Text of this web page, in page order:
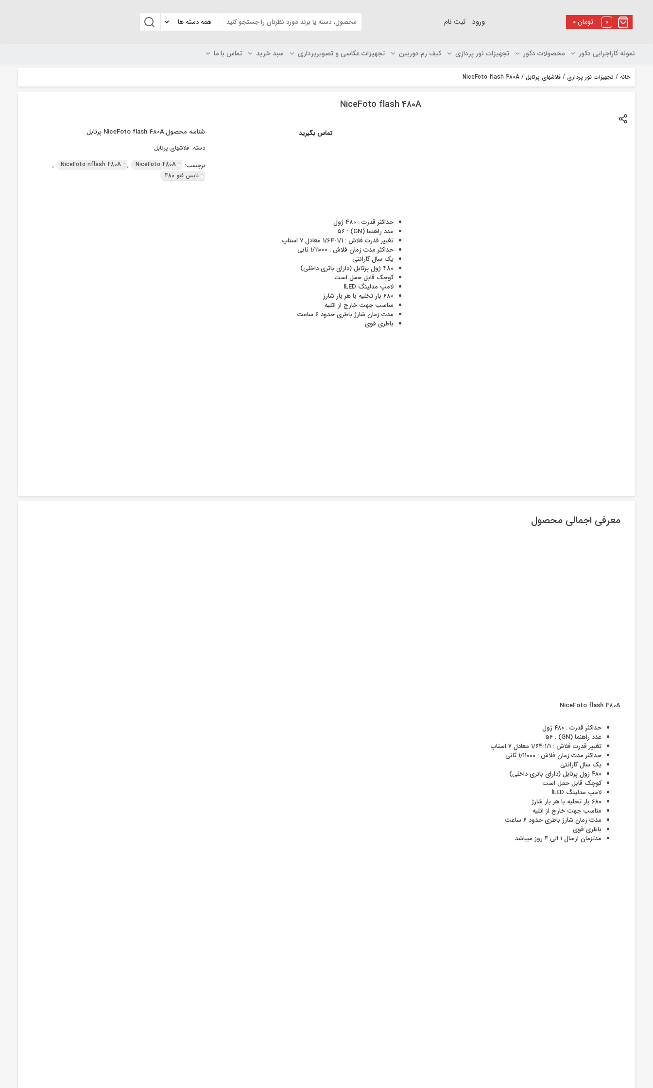
۰تومان 0 ورود ثبت نام
نمونه کاراجرایی دکور محصولات دکور تجهیزات نور پردازی کیف رم دوربین تجهیزات عکاسی و تصویربرداری سبد خرید تماس با ما
خانه / تجهیزات نور پردازی / فلاشهای پرتابل / NiceFoto flash 480A
NiceFoto flash 480A
تماس بگیرید شناسه محصول:NiceFoto flash 480A پرتابل
دسته: فلاشهای پرتابل
برچسب:
NiceFoto 480A
,
NiceFoto nflash 480A
,
نایس فتو 480
حداکثر قدرت : 480 ژول
عدد راهنما (GN) : 56
تغییر قدرت فلاش : 1/1-1/64 معادل 7 استاپ
حداکثر مدت زمان فلاش : 1/11000 ثانی
یک سال گارانتی
480 ژول پرتابل (دارای باتری داخلی)
کوچک قابل حمل است
لامپ مدلینگ lLED
680 بار تخلیه با هر بار شارژ
مناسب جهت خارج از اتلیه
مدت زمان شارژ باطری حدود 6 ساعت
باطری قوی
معرفی اجمالی محصول
NiceFoto flash 480A
حداکثر قدرت : ۴۸۰ ژول
عدد راهنما (GN) : 56
تغییر قدرت فلاش : ۱/۱-۱/۶۴ معادل ۷ استاپ
حداکثر مدت زمان فلاش : ۱/۱۱۰۰۰ ثانی
یک سال گارانتی
۴۸۰ ژول پرتابل (دارای باتری داخلی)
کوچک قابل حمل است
لامپ مدلینگ lLED
۶۸۰ بار تخلیه با هر بار شارژ
مناسب جهت خارج از اتلیه
مدت زمان شارژ باطری حدود ۶ ساعت
باطری قوی
مدتزمان ارسال ۱ الی ۴ روز میباشد